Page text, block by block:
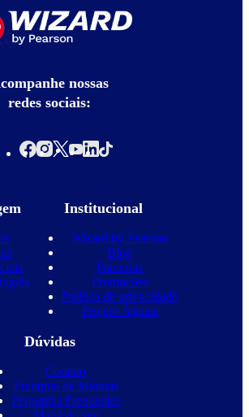
nossas
redes sociais:
Institucional
Wizard by Pearson
Blog
Parcerias
Promoções
Política de privacidade
Projeto Águias
Dúvidas
Contato
Franquia de Idiomas
Perguntas Frequentes